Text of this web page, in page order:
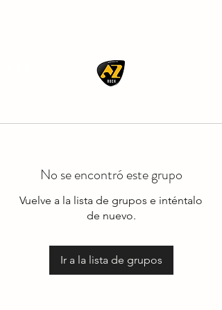
No se encontró este grupo
Vuelve a la lista de grupos e inténtalo
de nuevo.
Ir a la lista de grupos